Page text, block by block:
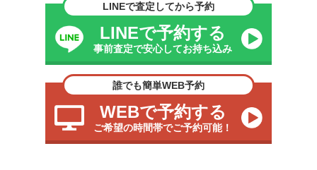
LINEで査定してから予約
LINEで予約する
事前査定で安心してお持ち込み
誰でも簡単WEB予約
WEBで予約する
ご希望の時間帯でご予約可能！